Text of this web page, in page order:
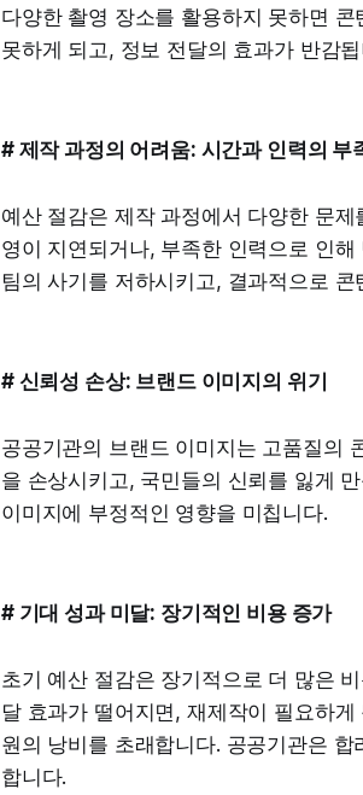
다양한 촬영 장소를 활용하지 못하면
못하게 되고, 정보 전달의 효과가 반감
# 제작 과정의 어려움: 시간과 인력의 부
예산 절감은 제작 과정에서 다양한 문
영이 지연되거나, 부족한 인력으로 인
팀의 사기를 저하시키고, 결과적으로
# 신뢰성 손상: 브랜드 이미지의 위기
공공기관의 브랜드 이미지는 고품질의
을 손상시키고, 국민들의 신뢰를 잃게
이미지에 부정적인 영향을 미칩니다.
# 기대 성과 미달: 장기적인 비용 증가
초기 예산 절감은 장기적으로 더 많은
달 효과가 떨어지면, 재제작이 필요하
원의 낭비를 초래합니다. 공공기관은
합니다.